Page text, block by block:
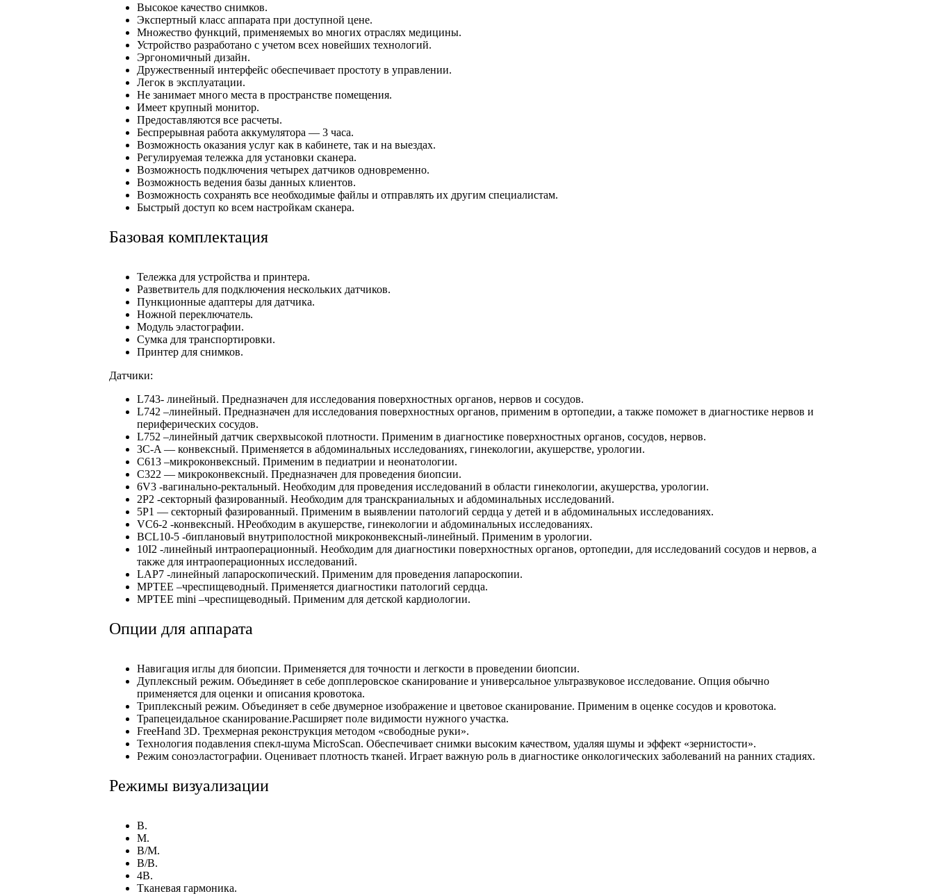
Высокое качество снимков.
Экспертный класс аппарата при доступной цене.
Множество функций, применяемых во многих отраслях медицины.
Устройство разработано с учетом всех новейших технологий.
Эргономичный дизайн.
Дружественный интерфейс обеспечивает простоту в управлении.
Легок в эксплуатации.
Не занимает много места в пространстве помещения.
Имеет крупный монитор.
Предоставляются все расчеты.
Беспрерывная работа аккумулятора — 3 часа.
Возможность оказания услуг как в кабинете, так и на выездах.
Регулируемая тележка для установки сканера.
Возможность подключения четырех датчиков одновременно.
Возможность ведения базы данных клиентов.
Возможность сохранять все необходимые файлы и отправлять их другим специалистам.
Быстрый доступ ко всем настройкам сканера.
Базовая комплектация
Тележка для устройства и принтера.
Разветвитель для подключения нескольких датчиков.
Пункционные адаптеры для датчика.
Ножной переключатель.
Модуль эластографии.
Сумка для транспортировки.
Принтер для снимков.
Датчики:
L743- линейный. Предназначен для исследования поверхностных органов, нервов и сосудов.
L742 –линейный. Предназначен для исследования поверхностных органов, применим в ортопедии, а также поможет в диагностике нервов и
периферических сосудов.
L752 –линейный датчик сверхвысокой плотности. Применим в диагностике поверхностных органов, сосудов, нервов.
3C-A — конвексный. Применяется в абдоминальных исследованиях, гинекологии, акушерстве, урологии.
С613 –микроконвексный. Применим в педиатрии и неонатологии.
С322 — микроконвексный. Предназначен для проведения биопсии.
6V3 -вагинально-ректальный. Необходим для проведения исследований в области гинекологии, акушерства, урологии.
2P2 -секторный фазированный. Необходим для транскраниальных и абдоминальных исследований.
5P1 — секторный фазированный. Применим в выявлении патологий сердца у детей и в абдоминальных исследованиях.
VC6-2 -конвексный. НРеобходим в акушерстве, гинекологии и абдоминальных исследованиях.
BCL10-5 -биплановый внутриполостной микроконвексный-линейный. Применим в урологии.
10I2 -линейный интраоперационный. Необходим для диагностики поверхностных органов, ортопедии, для исследований сосудов и нервов, а
также для интраоперационных исследований.
LAP7 -линейный лапароскопический. Применим для проведения лапароскопии.
MPTEE –чреспищеводный. Применяется диагностики патологий сердца.
MPTEE mini –чреспищеводный. Применим для детской кардиологии.
Опции для аппарата
Навигация иглы для биопсии. Применяется для точности и легкости в проведении биопсии.
Дуплексный режим. Объединяет в себе допплеровское сканирование и универсальное ультразвуковое исследование. Опция обычно
применяется для оценки и описания кровотока.
Триплексный режим. Объединяет в себе двумерное изображение и цветовое сканирование. Применим в оценке сосудов и кровотока.
Трапецеидальное сканирование.Расширяет поле видимости нужного участка.
FreeHand 3D. Трехмерная реконструкция методом «свободные руки».
Технология подавления спекл-шума MicroScan. Обеспечивает снимки высоким качеством, удаляя шумы и эффект «зернистости».
Режим соноэластографии. Оценивает плотность тканей. Играет важную роль в диагностике онкологических заболеваний на ранних стадиях.
Режимы визуализации
B.
M.
B/M.
B/В.
4B.
Тканевая гармоника.